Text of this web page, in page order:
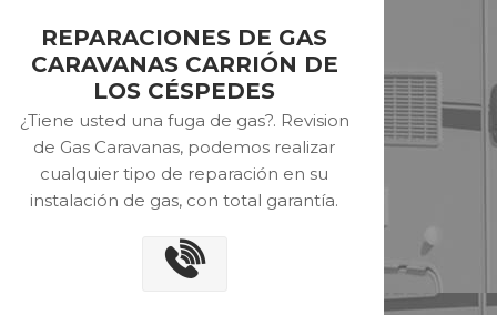
REPARACIONES DE GAS
CARAVANAS CARRIÓN DE
LOS CÉSPEDES
¿Tiene usted una fuga de gas?. Revision
de Gas Caravanas, podemos realizar
cualquier tipo de reparación en su
instalación de gas, con total garantía.